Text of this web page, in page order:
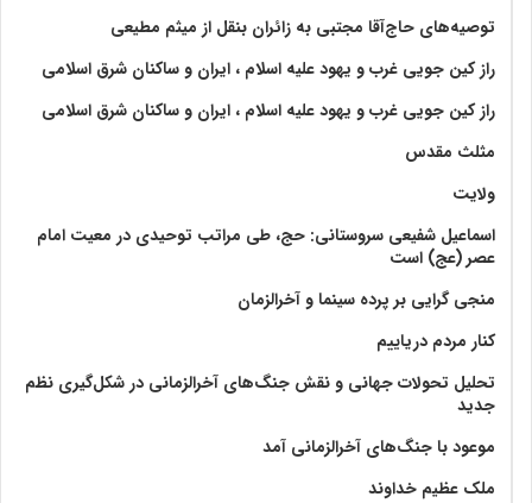
توصیه‌های حاج‌آقا مجتبی به زائران بنقل از میثم مطیعی
راز کین جویی غرب و یهود علیه اسلام ، ایران و ساکنان شرق اسلامی
راز کین جویی غرب و یهود علیه اسلام ، ایران و ساکنان شرق اسلامی
مثلث مقدس
ولايت‏
اسماعیل شفیعی سروستانی: حج، طی مراتب توحیدی در معیت امام
عصر (عج) است
منجی گرایی بر پرده سینما و آخرالزمان
کنار مردم دریاییم
تحلیل تحولات جهانی و نقش جنگ‌های آخرالزمانی در شکل‌گیری نظم
جدید
موعود با جنگ‌های آخرالزمانی آمد
ملک عظیم خداوند